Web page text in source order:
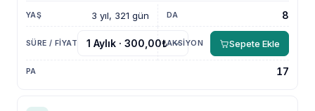
3 yıl, 321 gün 8
17
Sepete Ekle